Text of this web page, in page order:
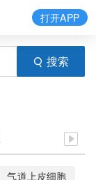
搜索
打开APP
气道上皮细胞